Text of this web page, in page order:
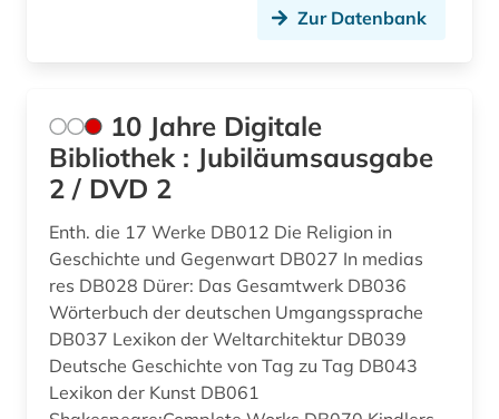
anarchie (1)
anarchismus (2)
anarchist (1)
anarchosyndikalismus (1)
anden (1)
andreas (1)
anfänge - 1965 (1)
Tschechische Republik (33)
Tuerkei (13)
USA (136)
Ukraine (26)
Ungarn (25)
Vatikanstadt (3)
Zypern (3)
Zur Datenbank
10 Jahre Digitale
Bibliothek : Jubiläumsausgabe
2 / DVD 2
Enth. die 17 Werke DB012 Die Religion in
Geschichte und Gegenwart DB027 In medias
res DB028 Dürer: Das Gesamtwerk DB036
Wörterbuch der deutschen Umgangssprache
DB037 Lexikon der Weltarchitektur DB039
Deutsche Geschichte von Tag zu Tag DB043
Lexikon der Kunst DB061